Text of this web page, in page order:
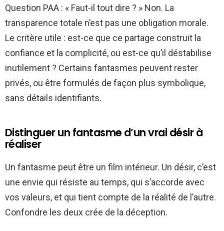
Question PAA : « Faut-il tout dire ? » Non. La
transparence totale n’est pas une obligation morale.
Le critère utile : est-ce que ce partage construit la
confiance et la complicité, ou est-ce qu’il déstabilise
inutilement ? Certains fantasmes peuvent rester
privés, ou être formulés de façon plus symbolique,
sans détails identifiants.
Distinguer un fantasme d’un vrai désir à
réaliser
Un fantasme peut être un film intérieur. Un désir, c’est
une envie qui résiste au temps, qui s’accorde avec
vos valeurs, et qui tient compte de la réalité de l’autre.
Confondre les deux crée de la déception.